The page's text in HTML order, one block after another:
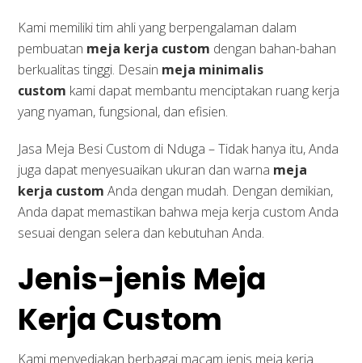
Kami memiliki tim ahli yang berpengalaman dalam
pembuatan meja kerja custom dengan bahan-bahan
berkualitas tinggi. Desain meja minimalis
custom kami dapat membantu menciptakan ruang kerja
yang nyaman, fungsional, dan efisien.
Jasa Meja Besi Custom di Nduga – Tidak hanya itu, Anda
juga dapat menyesuaikan ukuran dan warna meja
kerja custom Anda dengan mudah. Dengan demikian,
Anda dapat memastikan bahwa meja kerja custom Anda
sesuai dengan selera dan kebutuhan Anda.
Jenis-jenis Meja
Kerja Custom
Kami menyediakan berbagai macam jenis meja kerja